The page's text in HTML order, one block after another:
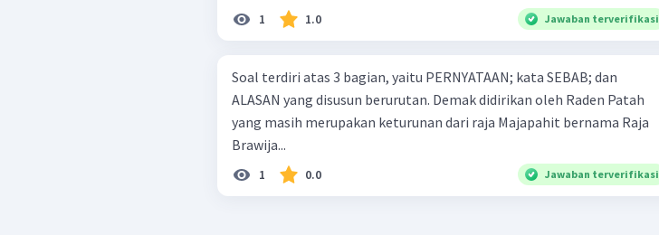
1 1.0 Jawaban terverifikasi
Soal terdiri atas 3 bagian, yaitu PERNYATAAN; kata SEBAB; dan
ALASAN yang disusun berurutan. Demak didirikan oleh Raden Patah
yang masih merupakan keturunan dari raja Majapahit bernama Raja
Brawija...
1 0.0 Jawaban terverifikasi